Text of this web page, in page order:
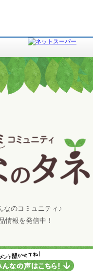
なのコミュニティ♪
情報を発信中！